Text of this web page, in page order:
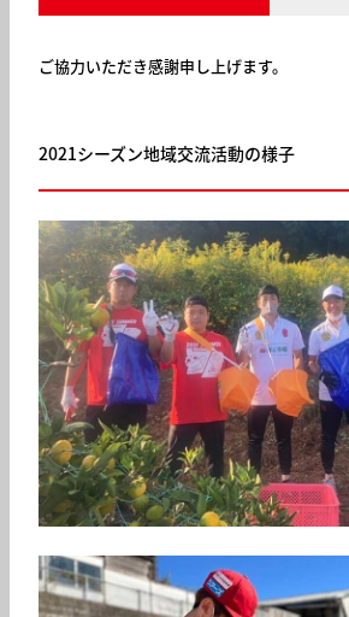
ご協力いただき感謝申し上げます。
2021シーズン地域交流活動の様子